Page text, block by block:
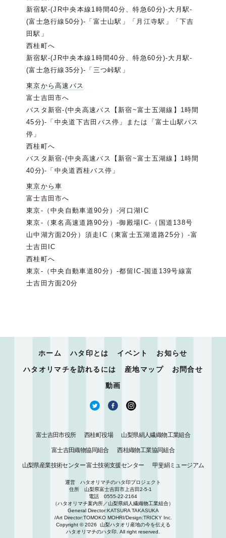
新宿駅-(JR中央本線1時間40分、特急60分)-大月駅-
(富士急行線50分)-「富士山駅」「月江寺駅」「下吉
田駅」
西桂町へ
新宿駅-(JR中央本線1時間40分、特急60分)-大月駅-
(富士急行線35分)-「三つ峠駅」
東京から高速バス
富士吉田市へ
バスタ新宿-(中央高速バス【新宿~富士五湖線】1時間
45分)-「中央道下吉田バス停」または「富士山駅バス
停」
西桂町へ
バスタ新宿-(中央高速バス【新宿~富士五湖線】1時間
40分)-「中央道西桂バス停」
東京から車
富士吉田市へ
東京-（中央自動車道90分）-河口湖IC
東京-（東名高速道路90分）-御殿場IC-（国道138号
山中湖方面20分）須走IC（東富士五湖道路25分）-富
士吉田IC
西桂町へ
東京-（中央自動車道80分）-都留IC-国道139号線富
士吉田方面20分
ホーム ハタ印とは イベント
お知らせ
ハタオリマチを訪れるには
産地マップ
お問合せ
動画
富士吉田市役所 西桂町役場 山梨県絹人繊織物工業組合
富士吉田織物協同組合 西桂織物工業協同組合
山梨県産業技術センター 富士技術支援センター 甲斐絹ミュージアム
運営 ハタオリマチのハタ印プロジェクト
住所 山梨県富士吉田市上吉田2-5-1
電話 0555-22-2164
（ハタオリマチ案内所／山梨県絹人繊織物工業組合）
General Director:KATSURA TAKASUKA
/Art Director:TOMOKO MOHRI/Design:TRICKY Inc.
Copyright © 2026 山梨ハタオリ産地の今を伝える
ハタオリマチのハタ印. All right reserved.